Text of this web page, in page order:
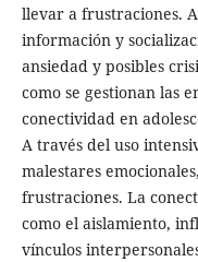
llevar a frustraciones.
información y
ansiedad y posibles
como se gestionan las
conectividad en
A través del uso
malestares
frustraciones. La
como el aislamiento,
vínculos